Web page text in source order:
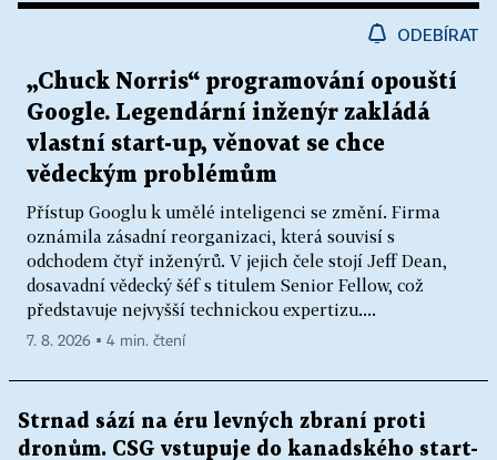
ODEBÍRAT
„Chuck Norris“ programování opouští
Google. Legendární inženýr zakládá
vlastní start-up, věnovat se chce
vědeckým problémům
Přístup Googlu k umělé inteligenci se změní. Firma
oznámila zásadní reorganizaci, která souvisí s
odchodem čtyř inženýrů. V jejich čele stojí Jeff Dean,
dosavadní vědecký šéf s titulem Senior Fellow, což
představuje nejvyšší technickou expertizu....
7. 8. 2026 ▪ 4 min. čtení
Strnad sází na éru levných zbraní proti
dronům. CSG vstupuje do kanadského start-